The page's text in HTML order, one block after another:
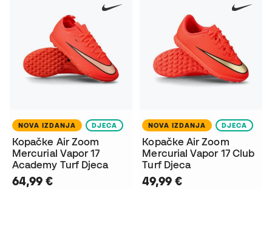
NOVA IZDANJA DJECA
Kopačke Air Zoom
Mercurial Vapor 17
Academy Turf Djeca
64,99 €
NOVA IZDANJA DJECA
Kopačke Air Zoom
Mercurial Vapor 17 Club
Turf Djeca
49,99 €